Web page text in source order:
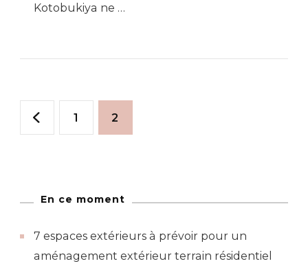
Kotobukiya ne …
Pagination
Page
1 Page
2
En ce moment
7 espaces extérieurs à prévoir pour un
aménagement extérieur terrain résidentiel